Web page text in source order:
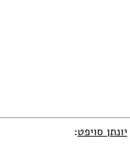
יונתן סויפט: